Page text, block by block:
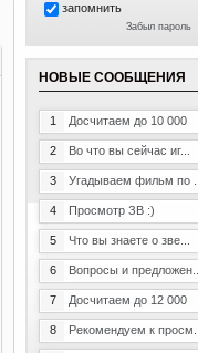
запомнить
Забыл пароль
НОВЫЕ СООБЩЕНИЯ
1 Досчитаем до 10 000
2 Во что вы сейчас иг...
3 Угадываем фильм по ...
4 Просмотр ЗВ :)
5 Что вы знаете о зве...
6 Вопросы и предложен...
7 Досчитаем до 12 000
8 Рекомендуем к просм...